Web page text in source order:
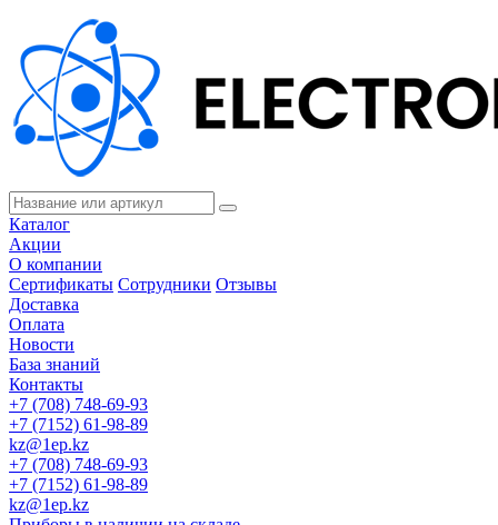
Каталог
Акции
О компании
Сертификаты Сотрудники Отзывы
Доставка
Оплата
Новости
База знаний
Контакты
+7 (708) 748-69-93
+7 (7152) 61-98-89
kz@1ep.kz
+7 (708) 748-69-93
+7 (7152) 61-98-89
kz@1ep.kz